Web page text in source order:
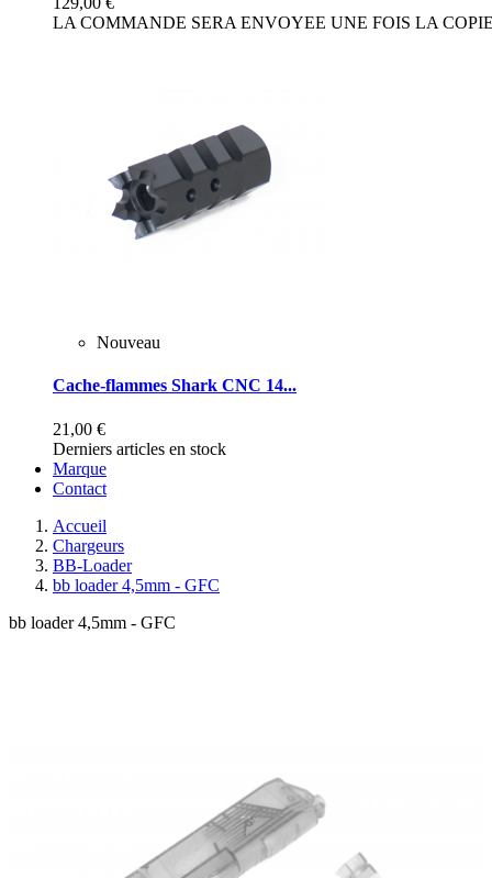
LA COMMANDE SERA ENVOYEE UNE FOIS LA
Nouveau
Cache-flammes Shark CNC 14...
21,00 €
Derniers articles en stock
Marque
Contact
Accueil
Chargeurs
BB-Loader
bb loader 4,5mm - GFC
bb loader 4,5mm - GFC